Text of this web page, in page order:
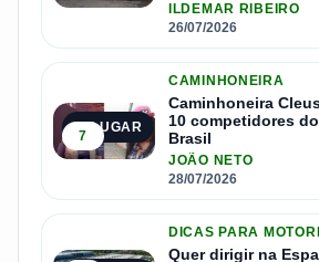
ILDEMAR RIBEIRO
26/07/2026
4º LUGAR
7
CAMINHONEIRA
Caminhoneira
10 competidores
Brasil
JOÃO NETO
28/07/2026
DICAS PARA
Quer dirigir na